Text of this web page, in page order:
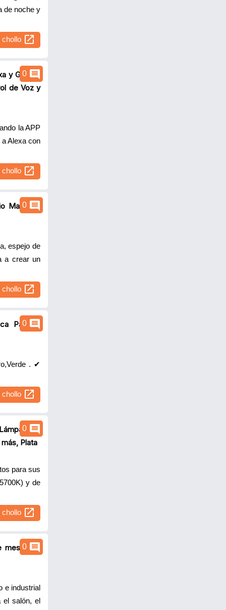
de noche y
chollo open_in_new
0 comment
y Google
de Voz y
la APP
Alexa con
chollo open_in_new
0 comment
Manicura
espejo de
a crear un
chollo open_in_new
0 comment
Pantalla
. ✔
chollo open_in_new
0 comment
de
Plata
para sus
y de
chollo open_in_new
0 comment
mesita de
e industrial
el salón, el